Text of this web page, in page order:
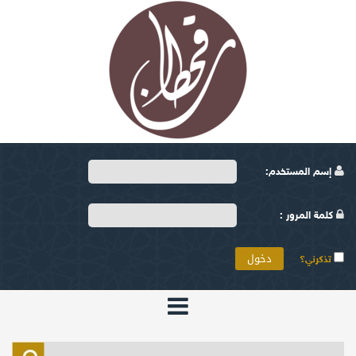
إسم المستخدم:
كلمة المرور :
تذكرني؟